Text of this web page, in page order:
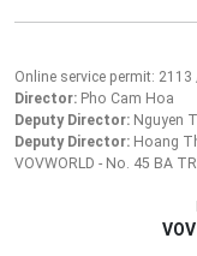
Online service permit:
Director: Pho Cam Hoa
Deputy Director: Nguyen
Deputy Director: Hoang
VOVWORLD - No. 45 BA
VOV